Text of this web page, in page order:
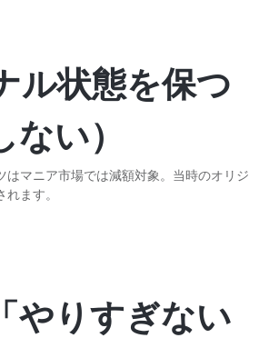
ル状態を保つ
ない）
はマニア市場では減額対象。当時のオリジ
ます。
やりすぎない